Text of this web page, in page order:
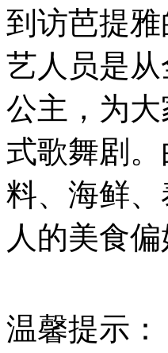
到访芭提
艺人员是
公主，为
式歌舞剧
料、海鲜
人的美食偏
温馨提示：